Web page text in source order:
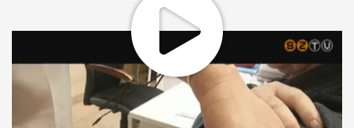
Napról napra többen fordulnak háziorvosukhoz, hogy
influenza elleni oltást kérjenek.
Simonics Ferenc
Az ember, amikor már korosodik, jobban odafigyel magára.